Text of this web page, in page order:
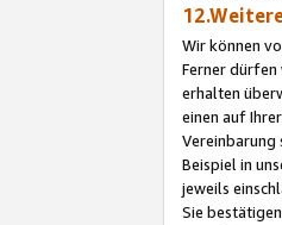
Wir können
Ferner dürfen
erhalten
einen auf
Vereinbarung
Beispiel in
jeweils
Sie